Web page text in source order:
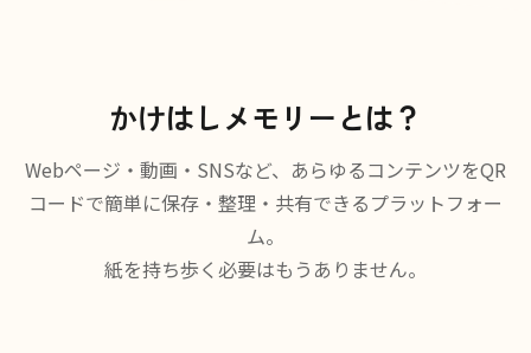
かけはしメモリーとは？
Webページ・動画・SNSなど、あらゆるコンテンツをQR
コードで簡単に保存・整理・共有できるプラットフォー
ム。
紙を持ち歩く必要はもうありません。